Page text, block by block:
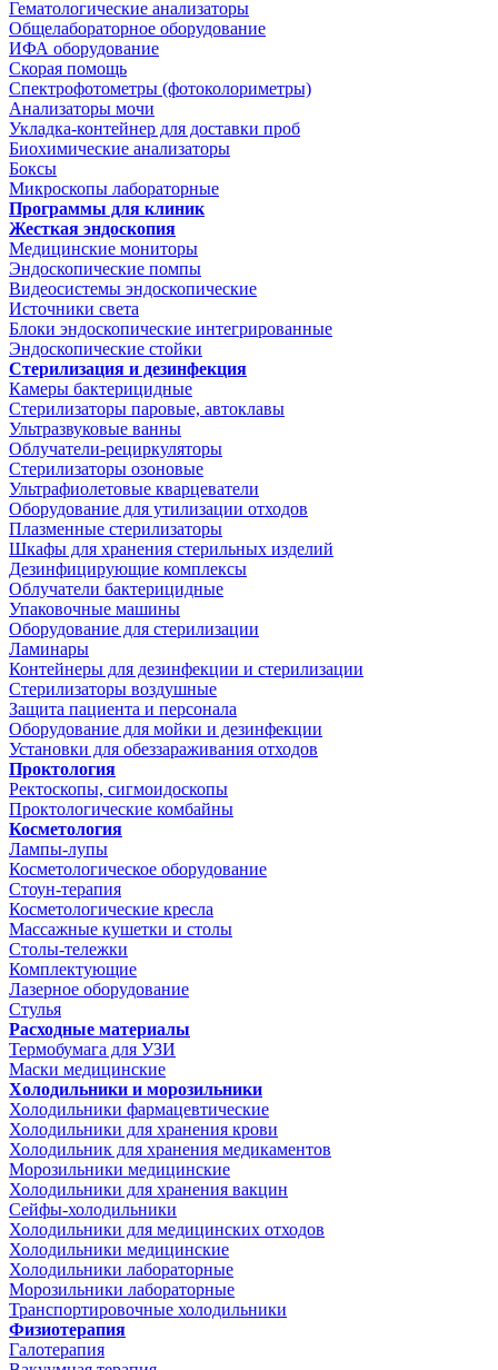
Гематологические анализаторы
Общелабораторное оборудование
ИФА оборудование
Скорая помощь
Спектрофотометры (фотоколориметры)
Анализаторы мочи
Укладка-контейнер для доставки проб
Биохимические анализаторы
Боксы
Микроскопы лабораторные
Программы для клиник
Жесткая эндоскопия
Медицинские мониторы
Эндоскопические помпы
Видеосистемы эндоскопические
Источники света
Блоки эндоскопические интегрированные
Эндоскопические стойки
Стерилизация и дезинфекция
Камеры бактерицидные
Стерилизаторы паровые, автоклавы
Ультразвуковые ванны
Облучатели-рециркуляторы
Стерилизаторы озоновые
Ультрафиолетовые кварцеватели
Оборудование для утилизации отходов
Плазменные стерилизаторы
Шкафы для хранения стерильных изделий
Дезинфицирующие комплексы
Облучатели бактерицидные
Упаковочные машины
Оборудование для стерилизации
Ламинары
Контейнеры для дезинфекции и стерилизации
Стерилизаторы воздушные
Защита пациента и персонала
Оборудование для мойки и дезинфекции
Установки для обеззараживания отходов
Проктология
Ректоскопы, сигмоидоскопы
Проктологические комбайны
Косметология
Лампы-лупы
Косметологическое оборудование
Стоун-терапия
Косметологические кресла
Массажные кушетки и столы
Столы-тележки
Комплектующие
Лазерное оборудование
Стулья
Расходные материалы
Термобумага для УЗИ
Маски медицинские
Холодильники и морозильники
Холодильники фармацевтические
Холодильники для хранения крови
Холодильник для хранения медикаментов
Морозильники медицинские
Холодильники для хранения вакцин
Сейфы-холодильники
Холодильники для медицинских отходов
Холодильники медицинские
Холодильники лабораторные
Морозильники лабораторные
Транспортировочные холодильники
Физиотерапия
Галотерапия